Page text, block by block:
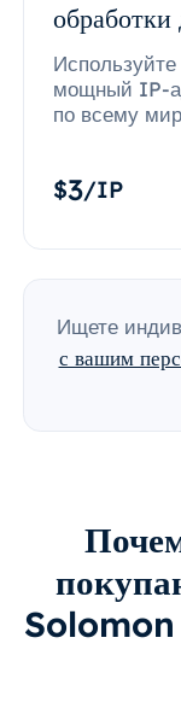
мощный IP-
по всему
$3/IP
Ищете
с вашим